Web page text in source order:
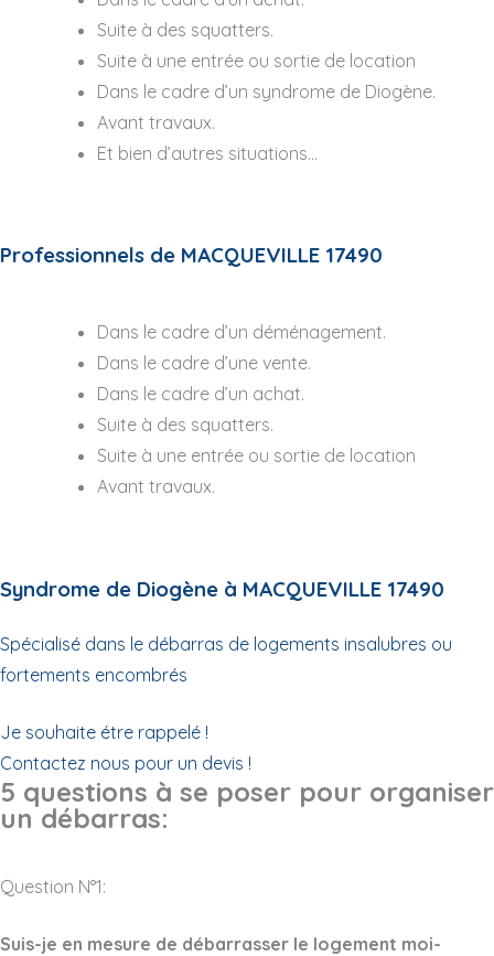
Suite à des squatters.
Suite à une entrée ou sortie de location
Dans le cadre d’un syndrome de Diogène.
Avant travaux.
Et bien d’autres situations…
Professionnels de MACQUEVILLE 17490
Dans le cadre d’un déménagement.
Dans le cadre d’une vente.
Dans le cadre d’un achat.
Suite à des squatters.
Suite à une entrée ou sortie de location
Avant travaux.
Syndrome de Diogène à MACQUEVILLE 17490
Spécialisé dans le débarras de logements insalubres ou
fortements encombrés
Je souhaite étre rappelé !
Contactez nous pour un devis !
5 questions à se poser pour organiser
un débarras:
Question N°1:
Suis-je en mesure de débarrasser le logement moi-